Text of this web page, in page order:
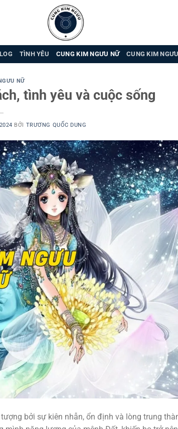
TÌNH YÊU CUNG KIM NGƯU NỮ CUNG KIM
NỮ
tình yêu và cuộc sống
BỞI TRƯƠNG QUỐC DUNG
bởi sự kiên nhẫn, ổn định và lòng trung